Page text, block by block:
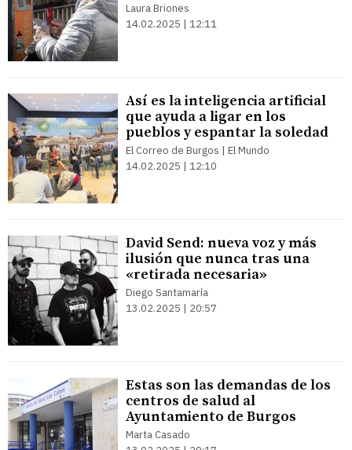
Laura Briones
14.02.2025 | 12:11
Así es la inteligencia artificial
que ayuda a ligar en los
pueblos y espantar la soledad
El Correo de Burgos | El Mundo
14.02.2025 | 12:10
David Send: nueva voz y más
ilusión que nunca tras una
«retirada necesaria»
Diego Santamaría
13.02.2025 | 20:57
Estas son las demandas de los
centros de salud al
Ayuntamiento de Burgos
Marta Casado